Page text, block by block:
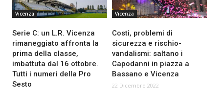
Vicenza
Serie C: un L.R. Vicenza
rimaneggiato affronta la
prima della classe,
imbattuta dal 16 ottobre.
Tutti i numeri della Pro
Sesto
Vicenza
Costi, problemi di
sicurezza e rischio-
vandalismi: saltano i
Capodanni in piazza a
Bassano e Vicenza
22 Dicembre 2022